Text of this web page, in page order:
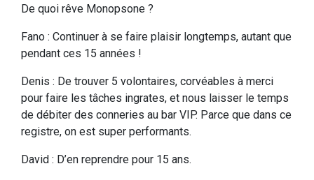
De quoi rêve Monopsone ?
Fano : Continuer à se faire plaisir longtemps, autant que
pendant ces 15 années !
Denis : De trouver 5 volontaires, corvéables à merci
pour faire les tâches ingrates, et nous laisser le temps
de débiter des conneries au bar VIP. Parce que dans ce
registre, on est super performants.
David : D’en reprendre pour 15 ans.